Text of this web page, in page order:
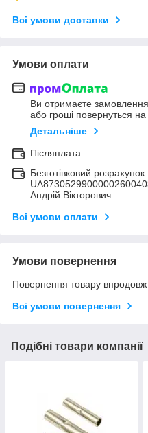
Всі умови доставки
Умови оплати
Ви отримаєте замовлення
або гроші повернуться
Детальніше
Післяплата
Безготівковий розрахунок
Андрій Вікторович
Всі умови оплати
Умови повернення
Повернення товару впродовж
Всі умови повернення
Подібні товари компанії